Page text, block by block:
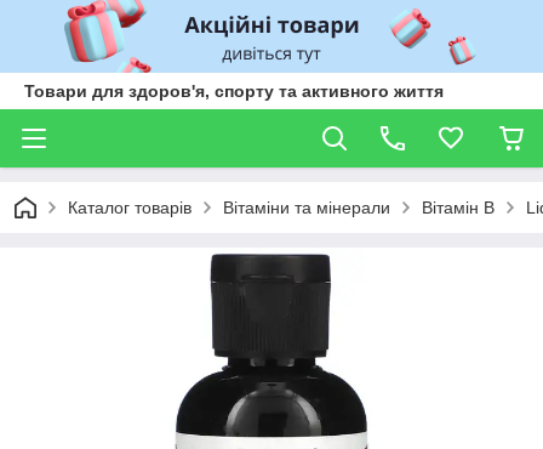
Товари для здоров'я, спорту та активного життя
Каталог товарів Вітаміни та мінерали Вітамін В